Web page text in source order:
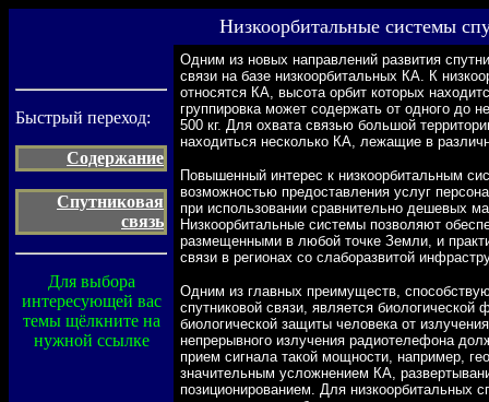
Низкоорбитальные системы
Быстрый переход:
Содержание
Спутниковая
связь
Для выбора
интересующей вас
темы щёлкните на
нужной ссылке
Одним из новых направлений развития
связи на базе низкоорбитальных КА. К
относятся КА, высота орбит которых
группировка может содержать от одного до
500 кг. Для охвата связью большой
находиться несколько КА, лежащие в
Повышенный интерес к низкоорбитальным
возможностью предоставления услуг
при использовании сравнительно дешевых
Низкоорбитальные системы позволяют
размещенными в любой точке Земли, и
связи в регионах со слаборазвитой
Одним из главных преимуществ,
спутниковой связи, является биологической
биологической защиты человека от
непрерывного излучения радиотелефона
прием сигнала такой мощности, например,
значительным усложнением КА,
позиционированием. Для низкоорбитальных